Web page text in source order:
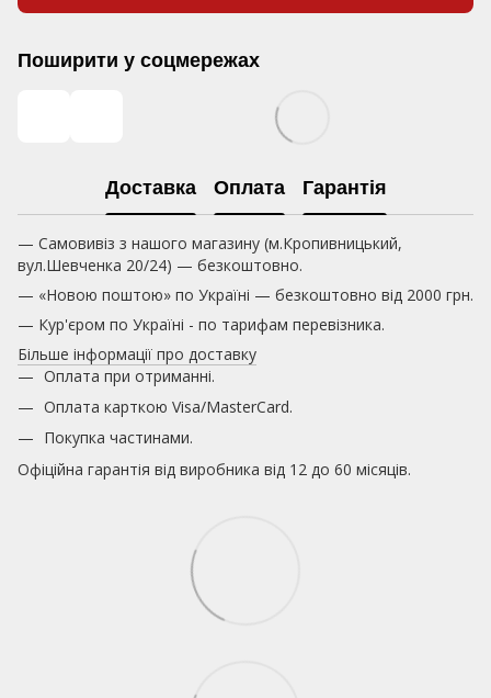
Поширити у соцмережах
Доставка Оплата Гарантія
— Самовивіз з нашого магазину (м.Кропивницький,
вул.Шевченка 20/24) — безкоштовно.
— «Новою поштою» по Україні — безкоштовно від 2000 грн.
— Кур'єром по Україні - по тарифам перевізника.
Більше інформації про доставку
Оплата при отриманні.
Оплата карткою Visa/MasterCard.
Покупка частинами.
Офіційна гарантія від виробника від 12 до 60 місяців.